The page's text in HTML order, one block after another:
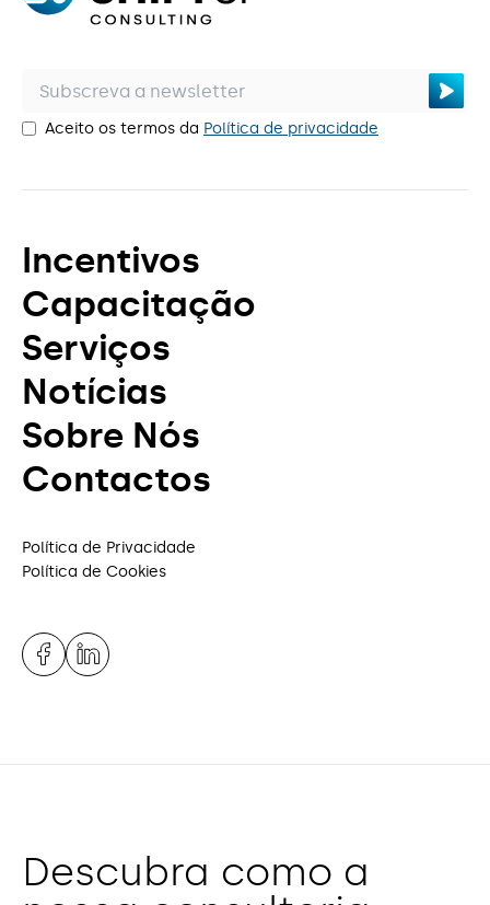
STEP – I&D&I Empresarial – Energia –
Biotecnologia
STEP – Inovação Produtiva – Energia
Aceito os termos da Política de privacidade
Incentivos
Capacitação
Serviços
Notícias
Sobre Nós
Contactos
Política de Privacidade
Política de Cookies
Descubra como a